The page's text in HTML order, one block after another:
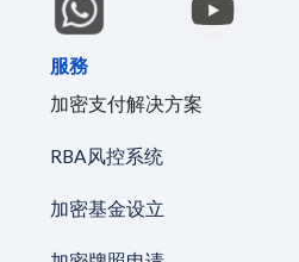
服務
加密支付解决方案
RBA风控系统
加密基金设立